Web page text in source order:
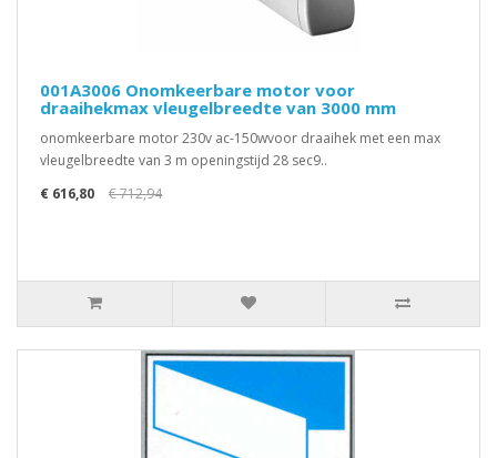
001A3006 Onomkeerbare motor voor
draaihekmax vleugelbreedte van 3000 mm
onomkeerbare motor 230v ac-150wvoor draaihek met een max
vleugelbreedte van 3 m openingstijd 28 sec9..
€ 616,80
€ 712,94